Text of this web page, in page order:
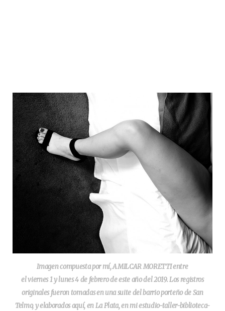
Imagen compuesta por mí, AMILCAR MORETTI entre
el viernes 1 y lunes 4 de febrero de este año del 2019. Los registros
originales fueron tomadas en una suite del barrio porteño de San
Telmo, y elaborados aquí, en La Plata, en mi estudio-taller-biblioteca-